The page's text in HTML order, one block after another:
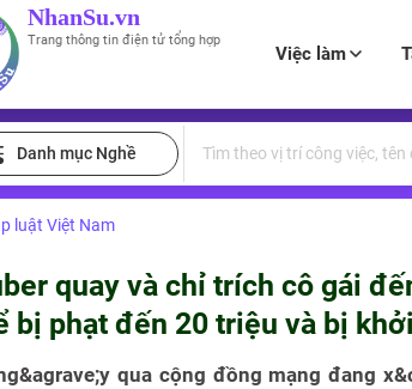
NhanSu.vn
Trang thông tin điện tử tổng hợp
Việc làm
Net
Danh mục Nghề
luật Việt Nam
quay và chỉ trích cô gái
bị phạt đến 20 triệu và bị
qua cộng đồng mạng đang